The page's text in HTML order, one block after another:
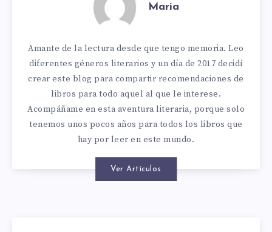
Maria
Amante de la lectura desde que tengo memoria. Leo
diferentes géneros literarios y un día de 2017 decidí
crear este blog para compartir recomendaciones de
libros para todo aquel al que le interese.
Acompáñame en esta aventura literaria, porque solo
tenemos unos pocos años para todos los libros que
hay por leer en este mundo.
Ver Artículos